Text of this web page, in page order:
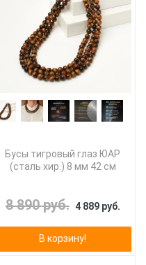
Бусы тигровый глаз ЮАР
(сталь хир.) 8 мм 42 см
8 890 руб. 4 889 руб.
В корзину!